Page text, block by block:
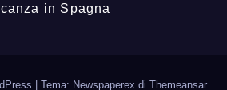
in Spagna
| Tema: Newspaperex di Themeansar.